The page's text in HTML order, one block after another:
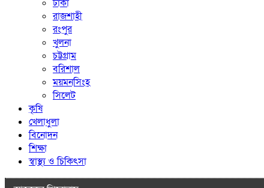
ঢাকা
রাজশাহী
রংপুর
খুলনা
চট্টগ্রাম
বরিশাল
ময়মনসিংহ
সিলেট
কৃষি
খেলাধুলা
বিনোদন
শিক্ষা
স্বাস্থ্য ও চিকিৎসা